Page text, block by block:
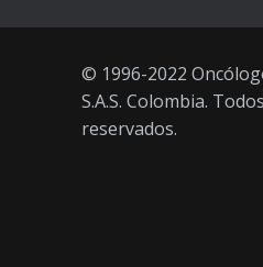
© 1996-2022
S.A.S. Colombia.
reservados.